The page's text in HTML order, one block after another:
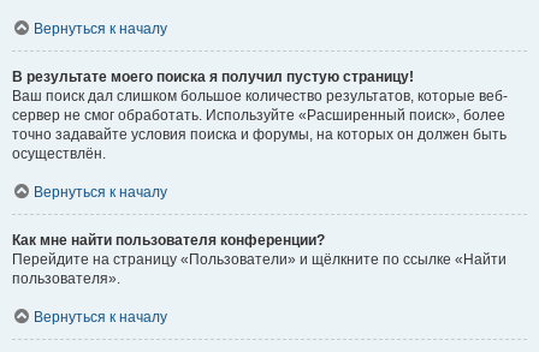
Вернуться к началу
В результате моего поиска я получил пустую страницу!
Ваш поиск дал слишком большое количество результатов, которые веб-
сервер не смог обработать. Используйте «Расширенный поиск», более
точно задавайте условия поиска и форумы, на которых он должен быть
осуществлён.
Вернуться к началу
Как мне найти пользователя конференции?
Перейдите на страницу «Пользователи» и щёлкните по ссылке «Найти
пользователя».
Вернуться к началу